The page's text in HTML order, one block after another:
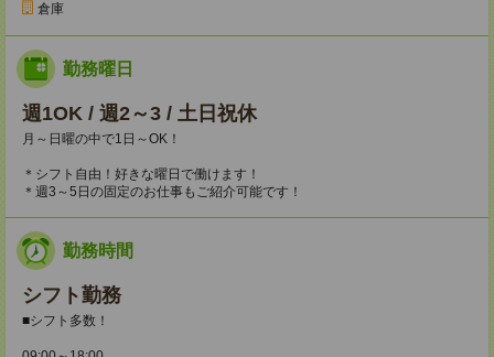
倉庫
勤務曜日
週1OK / 週2～3 / 土日祝休
月～日曜の中で1日～OK！
＊シフト自由！好きな曜日で働けます！
＊週3～5日の固定のお仕事もご紹介可能です！
勤務時間
シフト勤務
■シフト多数！